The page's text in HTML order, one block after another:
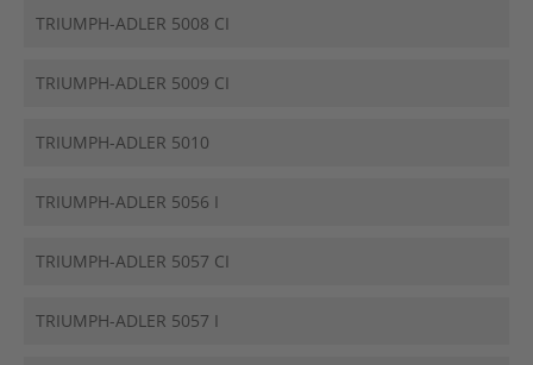
TRIUMPH-ADLER 5008 CI
TRIUMPH-ADLER 5009 CI
TRIUMPH-ADLER 5010
TRIUMPH-ADLER 5056 I
TRIUMPH-ADLER 5057 CI
TRIUMPH-ADLER 5057 I